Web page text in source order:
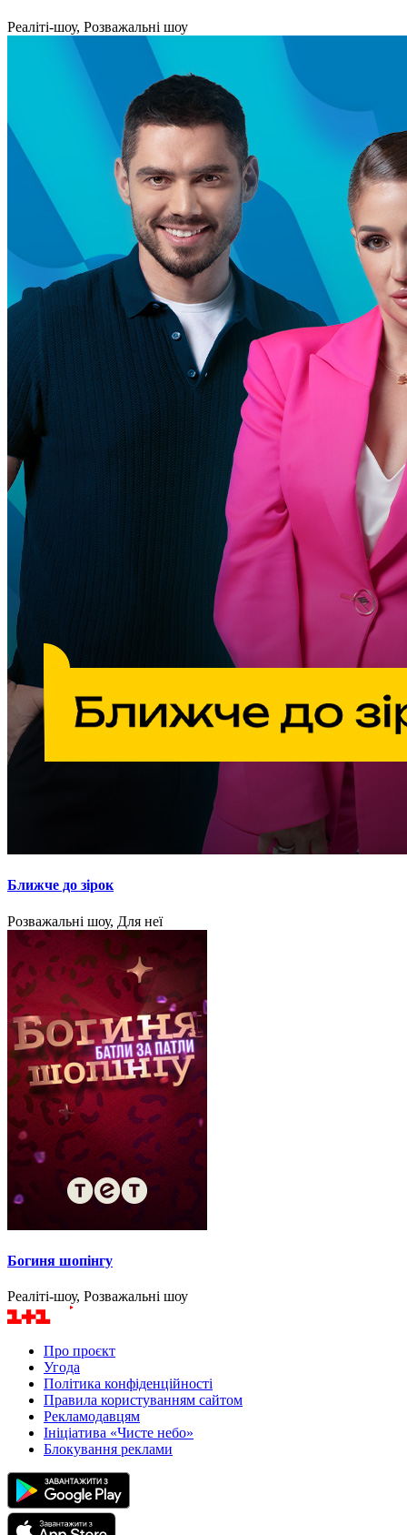
Реаліті-шоу, Розважальні шоу
Ближче до зірок
Розважальні шоу, Для неї
Богиня шопінгу
Реаліті-шоу, Розважальні шоу
Про проєкт
Угода
Політика конфіденційності
Правила користуванням сайтом
Рекламодавцям
Ініціатива «Чисте небо»
Блокування реклами